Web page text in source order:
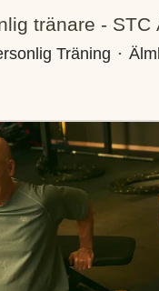
tränare - STC
Träning ·